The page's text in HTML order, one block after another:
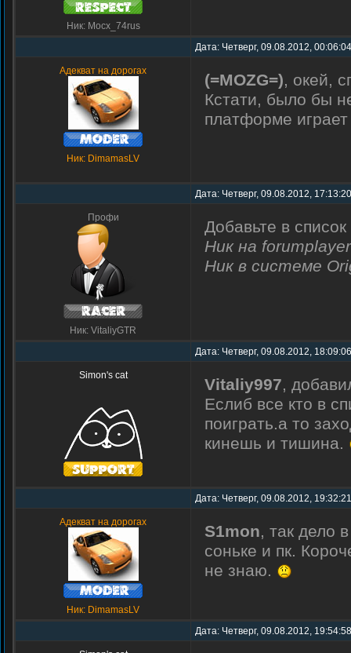
Ник: Mocx_74rus
Дата: Четверг, 09.08.2012,
Адекват на дорогах
Ник: DimamasLV
(=MOZG=), окей,
Кстати, было бы
платформе
Дата: Четверг, 09.08.2012,
Профи
Ник: VitaliyGTR
Добавьте в список
Ник на
Ник в системе
Дата: Четверг, 09.08.2012,
Simon's cat Vitaliy997,
Еслиб все кто в
поиграть.а то
кинешь и тишина.
Дата: Четверг, 09.08.2012,
Адекват на дорогах
Ник: DimamasLV
S1mon, так дело
соньке и пк.
не знаю.
Дата: Четверг, 09.08.2012,